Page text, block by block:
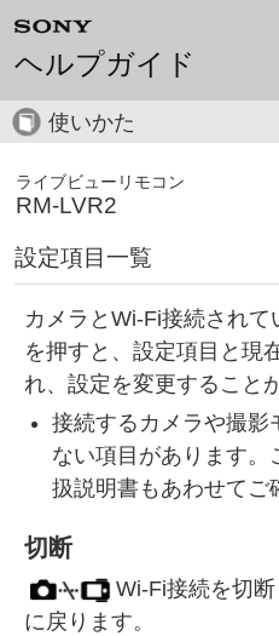
ヘルプガイド
使いかた
ライブビューリモコン
RM-LVR2
設定項目一覧
カメラとWi-Fi接続され
を押すと、設定項目と現
れ、設定を変更すること
接続するカメラや撮影
ない項目があります。
扱説明書もあわせてご
切断
Wi-Fi接続を切
に戻ります。